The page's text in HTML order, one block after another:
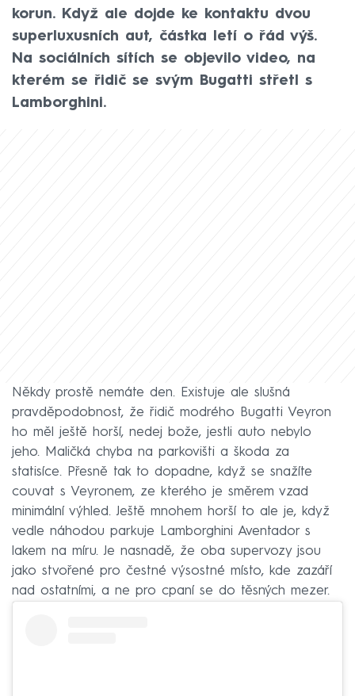
korun. Když ale dojde ke kontaktu dvou
superluxusních aut, částka letí o řád výš.
Na sociálních sítích se objevilo video, na
kterém se řidič se svým Bugatti střetl s
Lamborghini.
Někdy prostě nemáte den. Existuje ale slušná
pravděpodobnost, že řidič modrého Bugatti Veyron
ho měl ještě horší, nedej bože, jestli auto nebylo
jeho. Maličká chyba na parkovišti a škoda za
statisíce. Přesně tak to dopadne, když se snažíte
couvat s Veyronem, ze kterého je směrem vzad
minimální výhled. Ještě mnohem horší to ale je, když
vedle náhodou parkuje Lamborghini Aventador s
lakem na míru. Je nasnadě, že oba supervozy jsou
jako stvořené pro čestné výsostné místo, kde zazáří
nad ostatními, a ne pro cpaní se do těsných mezer.